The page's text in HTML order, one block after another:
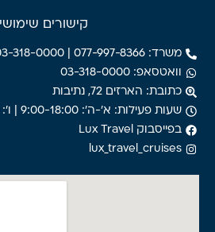
קישורים
משרד: 077-997-8366 | 03-318-0000
וואטסאפ: 03-318-0000
כתובת: הארזים 72, נתיבות
שעות פעילות: א'-ה': 9:00-18:00 | ו': 9:00-12:00
בפייסבוק Lux Travel
lux_travel_cruises